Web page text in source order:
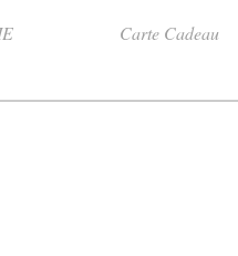
Carte Cadeau